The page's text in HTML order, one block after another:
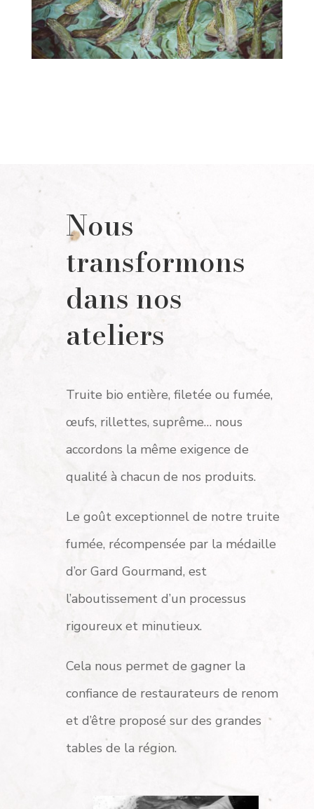
Nous
transformons
dans nos
ateliers
Truite bio entière, filetée ou fumée,
œufs, rillettes, suprême… nous
accordons la même exigence de
qualité à chacun de nos produits.
Le goût exceptionnel de notre truite
fumée, récompensée par la médaille
d’or Gard Gourmand, est
l’aboutissement d’un processus
rigoureux et minutieux.
Cela nous permet de gagner la
confiance de restaurateurs de renom
et d’être proposé sur des grandes
tables de la région.